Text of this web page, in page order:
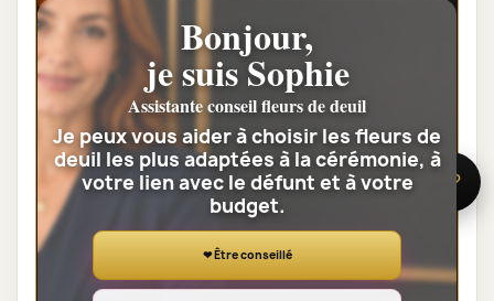
Voir toute la catégorie
GERBES DE FLEURS DEUIL
🌸 Besoin d’aide ?
Bonjour,
je suis Sophie
Assistante conseil fleurs de deuil
Je peux vous aider à choisir les fleurs de
deuil les plus adaptées à la cérémonie, à
votre lien avec le défunt et à votre
budget.
❤ Être conseillé